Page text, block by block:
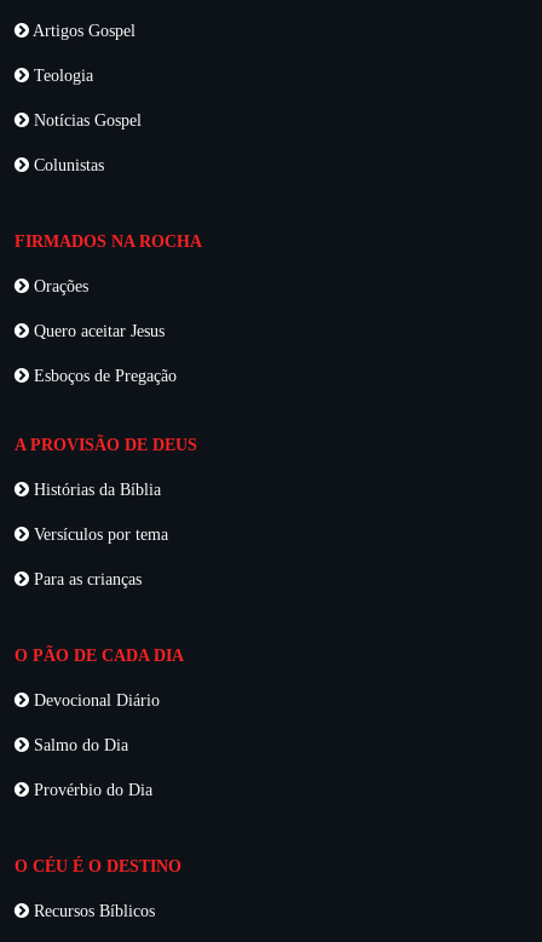
Artigos Gospel
Teologia
Notícias Gospel
Colunistas
FIRMADOS NA ROCHA
Orações
Quero aceitar Jesus
Esboços de Pregação
A PROVISÃO DE DEUS
Histórias da Bíblia
Versículos por tema
Para as crianças
O PÃO DE CADA DIA
Devocional Diário
Salmo do Dia
Provérbio do Dia
O CÉU É O DESTINO
Recursos Bíblicos